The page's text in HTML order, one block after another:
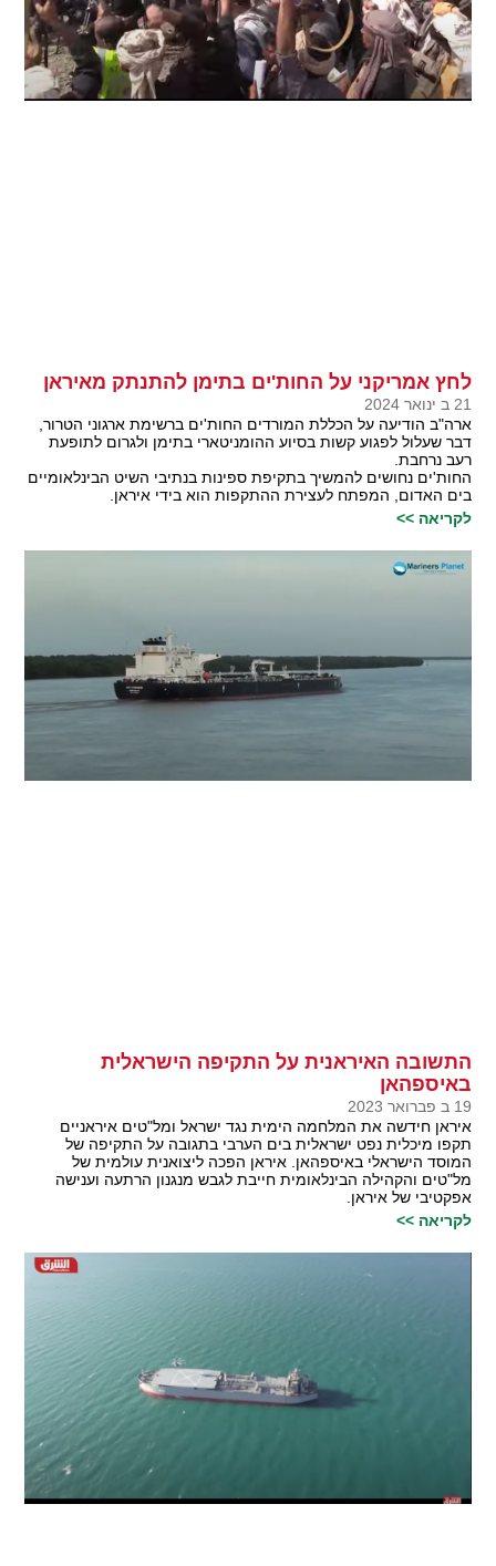
לחץ אמריקני על החות'ים בתימן להתנתק מאיראן
21 ב ינואר 2024
ארה"ב הודיעה על הכללת המורדים החות'ים ברשימת ארגוני הטרור,
דבר שעלול לפגוע קשות בסיוע ההומניטארי בתימן ולגרום לתופעת
רעב נרחבת.
החות'ים נחושים להמשיך בתקיפת ספינות בנתיבי השיט הבינלאומיים
בים האדום, המפתח לעצירת ההתקפות הוא בידי איראן.
לקריאה >>
התשובה האיראנית על התקיפה הישראלית
באיספהאן
19 ב פברואר 2023
איראן חידשה את המלחמה הימית נגד ישראל ומל"טים איראניים
תקפו מיכלית נפט ישראלית בים הערבי בתגובה על התקיפה של
המוסד הישראלי באיספהאן. איראן הפכה ליצואנית עולמית של
מל"טים והקהילה הבינלאומית חייבת לגבש מנגנון הרתעה וענישה
אפקטיבי של איראן.
לקריאה >>